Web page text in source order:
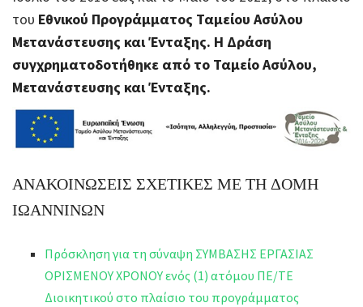
του Εθνικού Προγράμματος Ταμείου Ασύλου
Μετανάστευσης και Ένταξης. Η Δράση
συγχρηματοδοτήθηκε από το Ταμείο Ασύλου,
Μετανάστευσης και Ένταξης.
ΑΝΑΚΟΙΝΩΣΕΙΣ ΣΧΕΤΙΚΕΣ ΜΕ ΤΗ ΔΟΜΗ
ΙΩΑΝΝΙΝΩΝ
Πρόσκληση για τη σύναψη ΣΥΜΒΑΣΗΣ ΕΡΓΑΣΙΑΣ
ΟΡΙΣΜΕΝΟΥ ΧΡΟΝΟΥ ενός (1) ατόμου ΠΕ/ΤΕ
Διοικητικού στο πλαίσιο του προγράμματος